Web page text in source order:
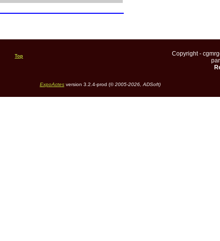
Top
Copyright -
ExpoActesversion 3.2.4-prod (©2005-2026, ADSoft)